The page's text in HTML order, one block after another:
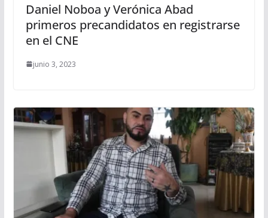
Daniel Noboa y Verónica Abad
primeros precandidatos en registrarse
en el CNE
junio 3, 2023